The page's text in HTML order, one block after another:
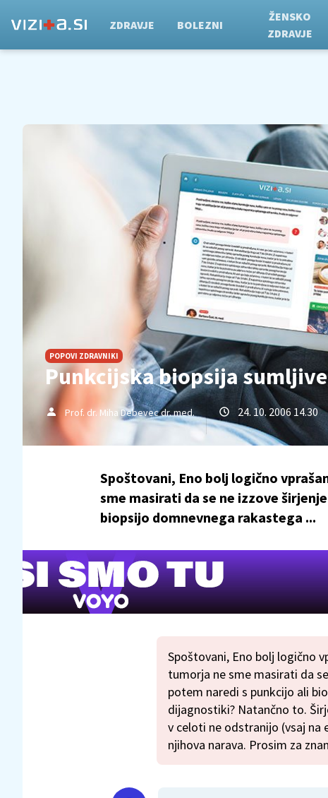
ZDRAVJE BOLEZNI
ŽENSKO
ZDRAVJE
POPOVI ZDRAVNIKI
Punkcijska biopsija
Prof. dr. Miha Debevec dr. med. 24. 10. 2006 14.30
Spoštovani, Eno bolj logično
sme masirati da se ne izzove
biopsijo domnevnega rakastega ...
Spoštovani, Eno bolj logično
tumorja ne sme masirati da
potem naredi s punkcijo ali
dijagnostiki? Natančno to.
v celoti ne odstranijo (vsaj na
njihova narava. Prosim za